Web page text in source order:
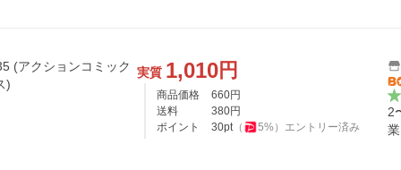
(アクションコミック
)
実質 1,010円
商品価格 660円
送料
380円
ポイント
30pt（ 5%） エントリー済み
2